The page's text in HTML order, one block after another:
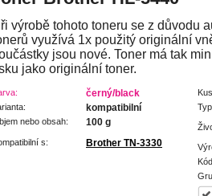
výrobě tohoto toneru se z důvodu
využívá 1x použitý originální
jsou nové. Toner má tak
jako originální toner.
černý/black
kompatibilní
nebo obsah: 100 g
s: Brother TN-3330